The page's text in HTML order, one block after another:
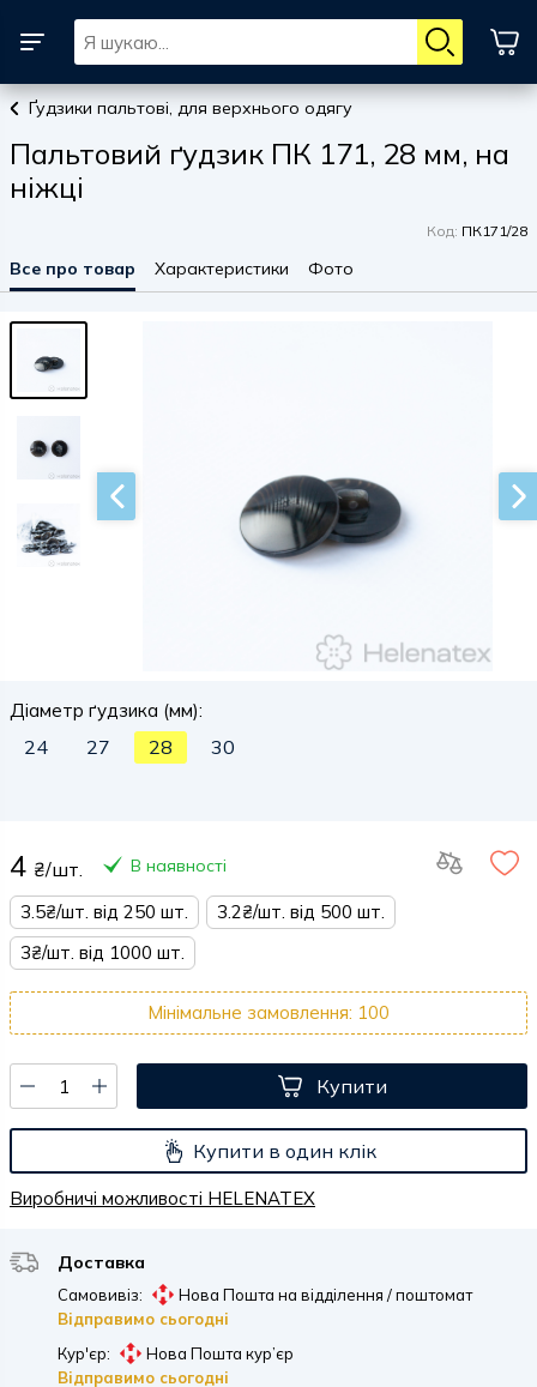
Ґудзики пальтові, для верхнього одягу
Пальтовий ґудзик ПК 171, 28 мм, на
ніжці
Код: ПК171/28
Все про товар Характеристики Фото
Діаметр ґудзика (мм):
24 27 28 30
4 ₴/шт. В наявності
3.5₴/шт. від 250 шт.
3.2₴/шт. від 500 шт.
3₴/шт. від 1000 шт.
Мінімальне замовлення: 100
Купити
Купити в один клік
Виробничі можливості HELENATEX
Доставка
Самовивіз:
Нова Пошта на відділення / поштомат
Відправимо сьогодні
Кур'єр:
Нова Пошта кур’єр
Відправимо сьогодні